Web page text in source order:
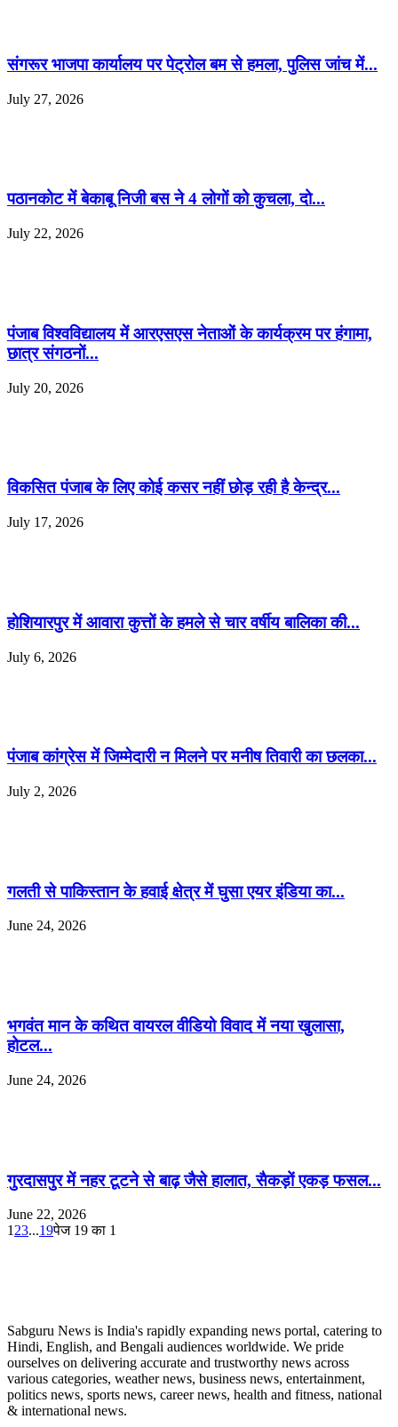
संगरूर भाजपा कार्यालय पर पेट्रोल बम से हमला, पुलिस जांच में...
July 27, 2026
पठानकोट में बेकाबू निजी बस ने 4 लोगों को कुचला, दो...
July 22, 2026
पंजाब विश्वविद्यालय में आरएसएस नेताओं के कार्यक्रम पर हंगामा,
छात्र संगठनों...
July 20, 2026
विकसित पंजाब के लिए कोई कसर नहीं छोड़ रही है केन्द्र...
July 17, 2026
होशियारपुर में आवारा कुत्तों के हमले से चार वर्षीय बालिका की...
July 6, 2026
पंजाब कांग्रेस में जिम्मेदारी न मिलने पर मनीष तिवारी का छलका...
July 2, 2026
गलती से पाकिस्तान के हवाई क्षेत्र में घुसा एयर इंडिया का...
June 24, 2026
भगवंत मान के कथित वायरल वीडियो विवाद में नया खुलासा,
होटल...
June 24, 2026
गुरदासपुर में नहर टूटने से बाढ़ जैसे हालात, सैकड़ों एकड़ फसल...
June 22, 2026
1 23...19पेज 19 का 1
Sabguru News is India's rapidly expanding news portal, catering to
Hindi, English, and Bengali audiences worldwide. We pride
ourselves on delivering accurate and trustworthy news across
various categories, weather news, business news, entertainment,
politics news, sports news, career news, health and fitness, national
& international news.